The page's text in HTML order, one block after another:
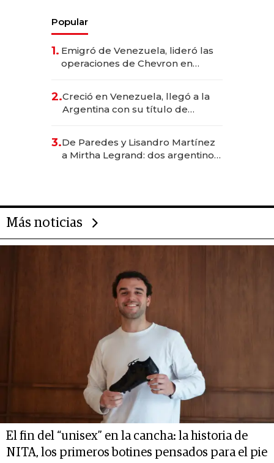
Popular
1. Emigró de Venezuela, lideró las
operaciones de Chevron en
2.Creció en Venezuela, llegó a la
Argentina con su título de
las marcas "fast premium"
3.De Paredes y Lisandro Martínez
a Mirtha Legrand: dos argentinos
Más noticias
El fin del “unisex” en la cancha: la historia de
NITA, los primeros botines pensados para el pie